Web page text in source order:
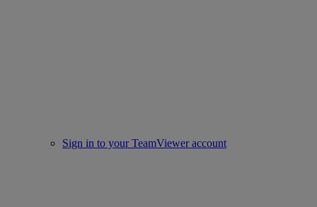
Sign in to your TeamViewer account